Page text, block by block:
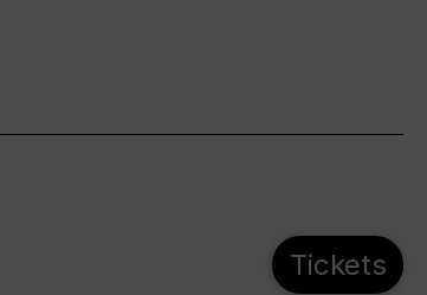
Tickets